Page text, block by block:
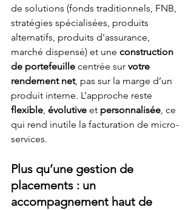
de solutions (fonds traditionnels, FNB,
stratégies spécialisées, produits
alternatifs, produits d'assurance,
marché dispensé) et une construction
de portefeuille centrée sur votre
rendement net, pas sur la marge d’un
produit interne. L’approche reste
flexible, évolutive et personnalisée, ce
qui rend inutile la facturation de micro-
services.
Plus qu’une gestion de
placements : un
accompagnement haut de